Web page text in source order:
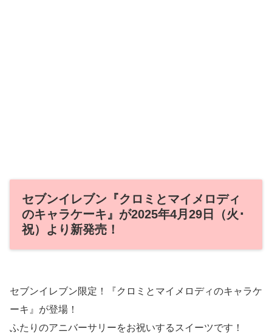
セブンイレブン『クロミとマイメロディ
のキャラケーキ』が2025年4月29日（火･
祝）より新発売！
セブンイレブン限定！『クロミとマイメロディのキャラケ
ーキ』が登場！
ふたりのアニバーサリーをお祝いするスイーツです！